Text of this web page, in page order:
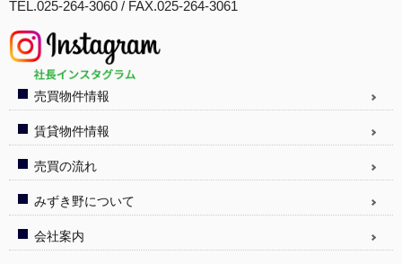
TEL.025-264-3060 / FAX.025-264-3061
売買物件情報
賃貸物件情報
売買の流れ
みずき野について
会社案内